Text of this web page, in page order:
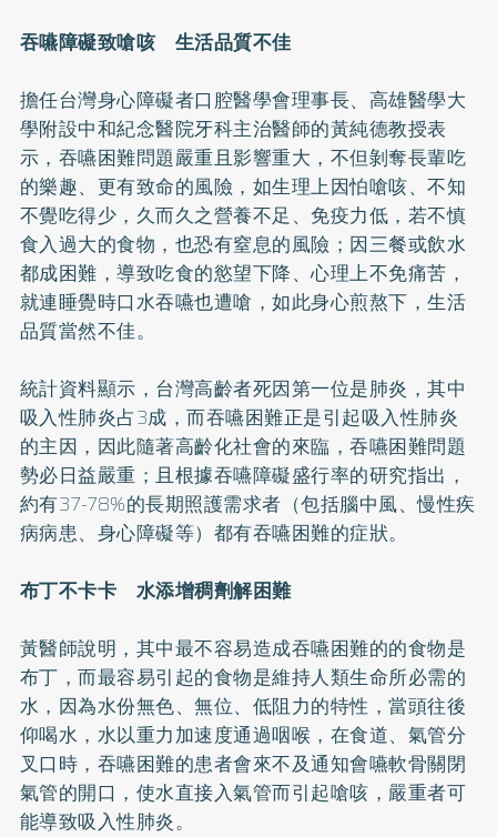
吞嚥障礙致嗆咳 生活品質不佳
擔任台灣身心障礙者口腔醫學會理事長、高雄醫學大
學附設中和紀念醫院牙科主治醫師的黃純德教授表
示，吞嚥困難問題嚴重且影響重大，不但剝奪長輩吃
的樂趣、更有致命的風險，如生理上因怕嗆咳、不知
不覺吃得少，久而久之營養不足、免疫力低，若不慎
食入過大的食物，也恐有窒息的風險；因三餐或飲水
都成困難，導致吃食的慾望下降、心理上不免痛苦，
就連睡覺時口水吞嚥也遭嗆，如此身心煎熬下，生活
品質當然不佳。
統計資料顯示，台灣高齡者死因第一位是肺炎，其中
吸入性肺炎占3成，而吞嚥困難正是引起吸入性肺炎
的主因，因此隨著高齡化社會的來臨，吞嚥困難問題
勢必日益嚴重；且根據吞嚥障礙盛行率的研究指出，
約有37-78%的長期照護需求者（包括腦中風、慢性疾
病病患、身心障礙等）都有吞嚥困難的症狀。
布丁不卡卡 水添增稠劑解困難
黃醫師說明，其中最不容易造成吞嚥困難的的食物是
布丁，而最容易引起的食物是維持人類生命所必需的
水，因為水份無色、無位、低阻力的特性，當頭往後
仰喝水，水以重力加速度通過咽喉，在食道、氣管分
叉口時，吞嚥困難的患者會來不及通知會嚥軟骨關閉
氣管的開口，使水直接入氣管而引起嗆咳，嚴重者可
能導致吸入性肺炎。